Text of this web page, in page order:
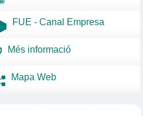
FUE - Canal Empresa
Més informació
Mapa Web